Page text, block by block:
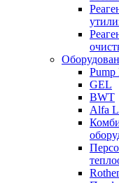
Pump
GEL
BWT
Alfa